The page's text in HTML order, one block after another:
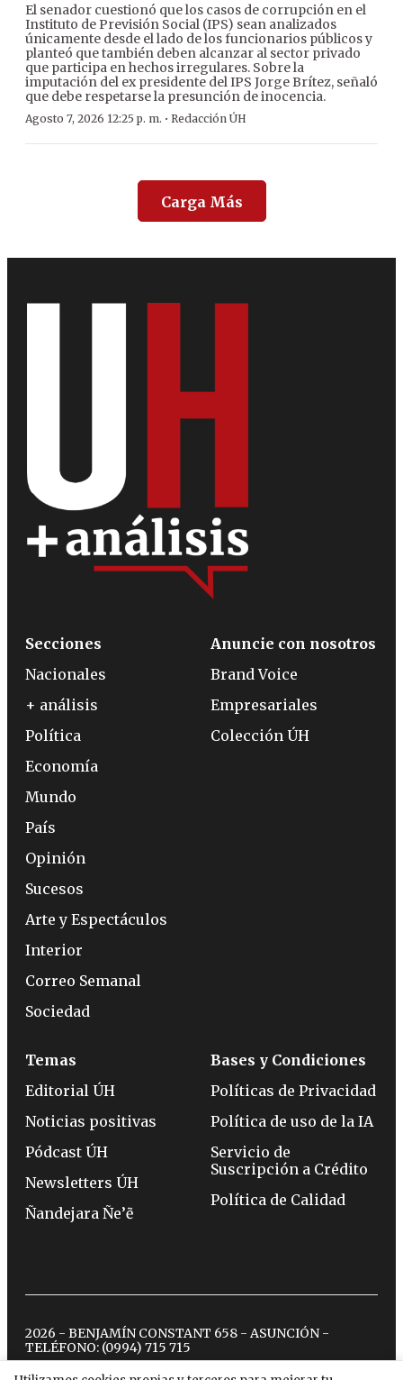
El senador cuestionó que los casos de corrupción en el
Instituto de Previsión Social (IPS) sean analizados
únicamente desde el lado de los funcionarios públicos y
planteó que también deben alcanzar al sector privado
que participa en hechos irregulares. Sobre la
imputación del ex presidente del IPS Jorge Brítez, señaló
que debe respetarse la presunción de inocencia.
Agosto 7, 2026 12:25 p. m. · Redacción ÚH
Carga Más
Secciones
Nacionales
+ análisis
Política
Economía
Mundo
País
Opinión
Sucesos
Arte y Espectáculos
Interior
Correo Semanal
Sociedad
Anuncie con nosotros
Brand Voice
Empresariales
Colección ÚH
Temas
Editorial ÚH
Noticias positivas
Pódcast ÚH
Newsletters ÚH
Ñandejara Ñe’ẽ
Bases y Condiciones
Políticas de Privacidad
Política de uso de la IA
Servicio de
Suscripción a Crédito
Política de Calidad
2026 - BENJAMÍN CONSTANT 658 - ASUNCIÓN -
TELÉFONO: (0994) 715 715